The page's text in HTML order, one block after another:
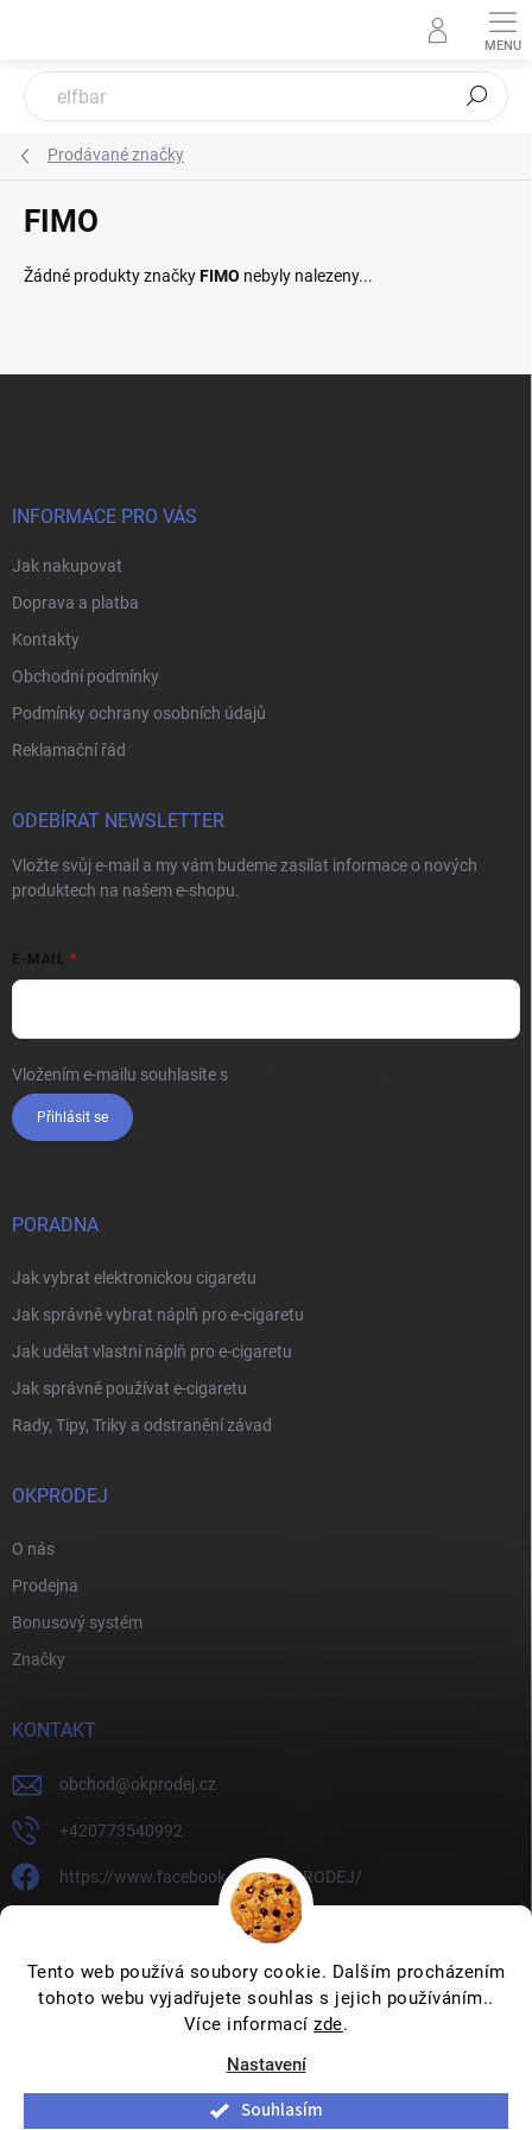
Tento web používá soubory cookie. Dalším procházením
tohoto webu vyjadřujete souhlas s jejich používáním..
Více informacízde.
Nastavení
Souhlasím
Hledat
Prodávané značky
FIMO
Žádné produkty značkyFIMO nebyly nalezeny...
INFORMACE PRO VÁS
Jak nakupovat
Doprava a platba
Kontakty
Obchodní podmínky
Podmínky ochrany osobních údajů
Reklamační řád
ODEBÍRAT NEWSLETTER
Vložte svůj e-mail a my vám budeme zasílat informace o nových
produktech na našem e-shopu.
E-MAIL
Vložením e-mailu souhlasíte s
Přihlásit se
PORADNA
Jak vybrat elektronickou cigaretu
Jak správně vybrat náplň pro e-cigaretu
Jak udělat vlastní náplň pro e-cigaretu
Jak správně používat e-cigaretu
Rady, Tipy, Triky a odstranění závad
OKPRODEJ
O nás
Prodejna
Bonusový systém
Značky
KONTAKT
obchod@okprodej.cz
+420773540992
https://www.facebook.com/OKPRODEJ/
okprodej
nastavení cookies